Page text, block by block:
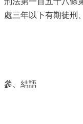
處三年以下有期徒刑
參、結語